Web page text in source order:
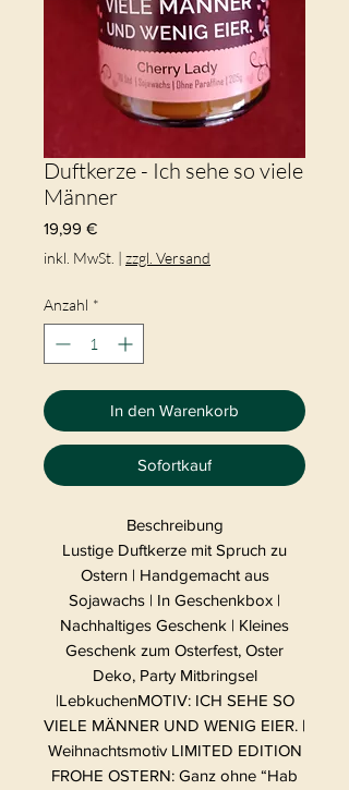
Duftkerze - Ich sehe so viele
Männer
19,99 €Preis
inkl. MwSt. | zzgl. Versand
Anzahl *
In den Warenkorb
Sofortkauf
Beschreibung
Lustige Duftkerze mit Spruch zu
Ostern | Handgemacht aus
Sojawachs | In Geschenkbox |
Nachhaltiges Geschenk | Kleines
Geschenk zum Osterfest, Oster
Deko, Party Mitbringsel
|LebkuchenMOTIV: ICH SEHE SO
VIELE MÄNNER UND WENIG EIER. |
Weihnachtsmotiv LIMITED EDITION
FROHE OSTERN: Ganz ohne “Hab